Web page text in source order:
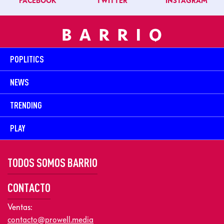
POPLITICS
NEWS
TRENDING
PLAY
TODOS SOMOS BARRIO
CONTACTO
Ventas:
contacto@prowell.media